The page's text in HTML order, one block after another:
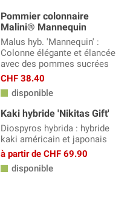
Pommier colonnaire
Malini® Mannequin
Malus hyb. 'Mannequin' :
Colonne élégante et élancée
avec des pommes sucrées
CHF 38.40
disponible
Kaki hybride 'Nikitas Gift'
Diospyros hybrida : hybride
kaki américain et japonais
à partir de CHF 69.90
disponible